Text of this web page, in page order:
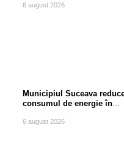
6 august 2026
Municipiul Suceava
consumul de energie în
6 august 2026